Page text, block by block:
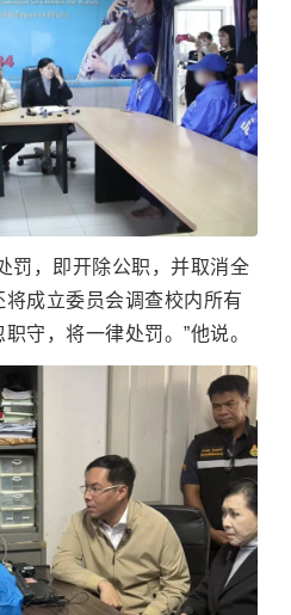
罚，即开除公职，并取消全
成立委员会调查校内所有
守，将一律处罚。”他说。